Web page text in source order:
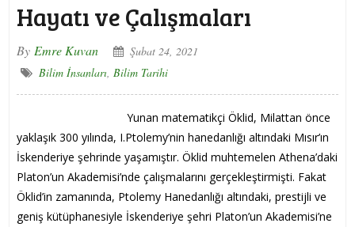
Hayatı ve Çalışmaları
By Emre Kuvan
Şubat 24, 2021
Bilim İnsanları, Bilim Tarihi
Yunan matematikçi Öklid, Milattan önce
yaklaşık 300 yılında, I.Ptolemy’nin hanedanlığı altındaki Mısır’ın
İskenderiye şehrinde yaşamıştır. Öklid muhtemelen Athena’daki
Platon’un Akademisi’nde çalışmalarını gerçekleştirmişti. Fakat
Öklid’in zamanında, Ptolemy Hanedanlığı altındaki, prestijli ve
geniş kütüphanesiyle İskenderiye şehri Platon’un Akademisi’ne